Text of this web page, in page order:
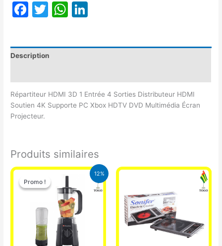
Facebook
TwitterWhatsApp
Description
Répartiteur HDMI 3D 1 Entrée 4 Sorties Distributeur HDMI
Soutien 4K Supporte PC Xbox HDTV DVD Multimédia Écran
Projecteur.
Produits similaires
12%
Promo !
Promo !
Le
prix
initial
était :
25.000 CFA.
Le
prix
actuel
est :